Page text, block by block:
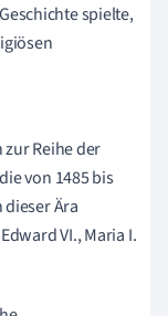
spielte,
Reihe der
von 1485 bis
Ära
VI., Maria I.